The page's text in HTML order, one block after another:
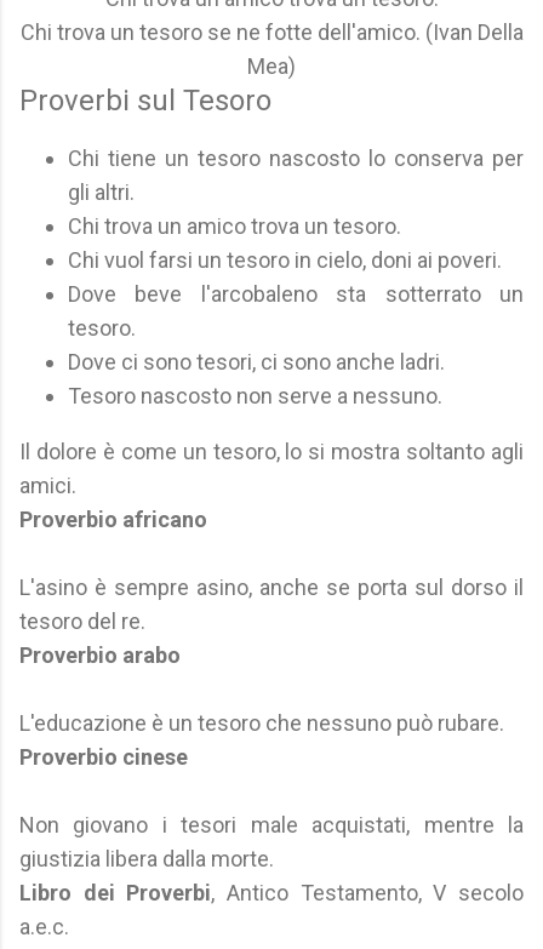
Chi trova un tesoro se ne fotte dell'amico. (Ivan Della
Mea)
Proverbi sul Tesoro
Chi tiene un tesoro nascosto lo conserva per
gli altri.
Chi trova un amico trova un tesoro.
Chi vuol farsi un tesoro in cielo, doni ai poveri.
Dove beve l'arcobaleno sta sotterrato un
tesoro.
Dove ci sono tesori, ci sono anche ladri.
Tesoro nascosto non serve a nessuno.
Il dolore è come un tesoro, lo si mostra soltanto agli
amici.
Proverbio africano
L'asino è sempre asino, anche se porta sul dorso il
tesoro del re.
Proverbio arabo
L'educazione è un tesoro che nessuno può rubare.
Proverbio cinese
Non giovano i tesori male acquistati, mentre la
giustizia libera dalla morte.
Libro dei Proverbi, Antico Testamento, V secolo
a.e.c.